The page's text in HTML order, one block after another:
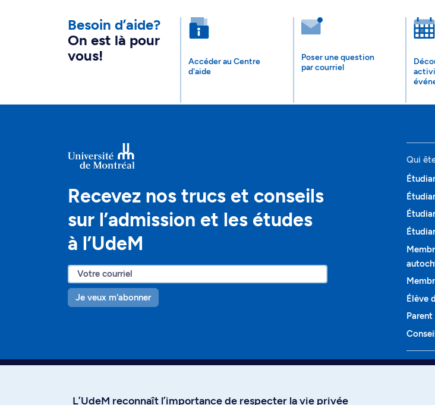
Besoin d’aide?
On est là pour
vous!
Accéder au Centre
d'aide
Poser une question
par courriel
Recevez nos trucs et conseils
sur l’admission et les études
à l’UdeM
Je veux m'abonner
Qui
Élève
Parent
L’UdeM reconnaît l’importance de respecter la vie privée